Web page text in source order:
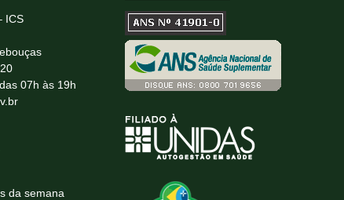
ICS
07h às 19h
da semana